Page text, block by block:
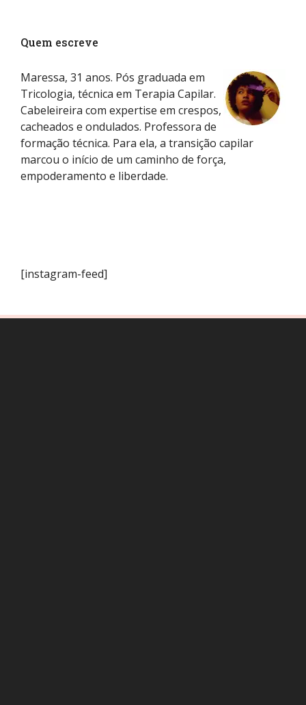
Quem escreve
Maressa, 31 anos. Pós graduada em
Tricologia, técnica em Terapia Capilar.
Cabeleireira com expertise em crespos,
cacheados e ondulados. Professora de
formação técnica. Para ela, a transição capilar
marcou o início de um caminho de força,
empoderamento e liberdade.
[instagram-feed]